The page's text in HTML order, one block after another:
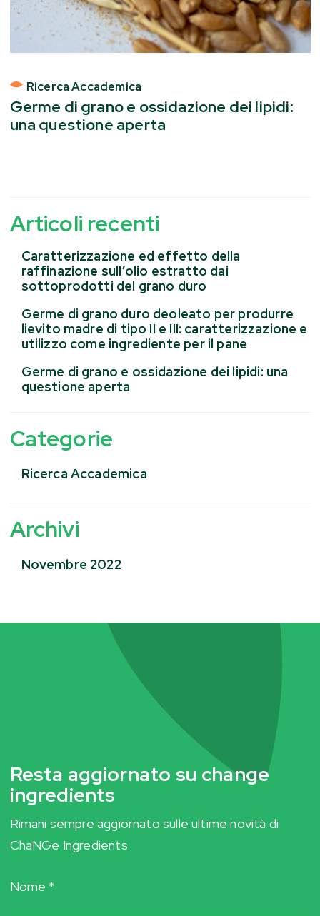
Ricerca Accademica
Germe di grano e ossidazione dei lipidi:
una questione aperta
Articoli recenti
Caratterizzazione ed effetto della
raffinazione sull’olio estratto dai
sottoprodotti del grano duro
Germe di grano duro deoleato per produrre
lievito madre di tipo II e III: caratterizzazione e
utilizzo come ingrediente per il pane
Germe di grano e ossidazione dei lipidi: una
questione aperta
Categorie
Ricerca Accademica
Archivi
Novembre 2022
Resta aggiornato su change
ingredients
Rimani sempre aggiornato sulle ultime novità di
ChaNGe Ingredients
Nome *